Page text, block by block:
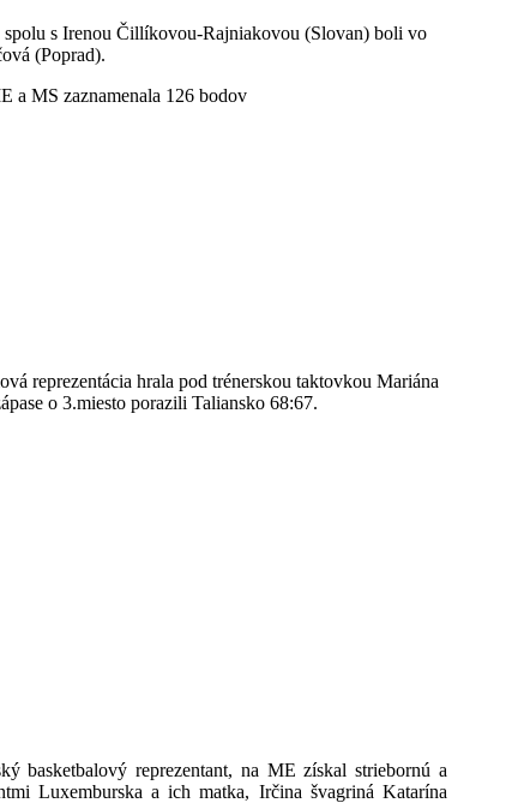
s Irenou Čillíkovou-Rajniakovou (Slovan) boli vo
(Poprad).
a MS zaznamenala 126 bodov
reprezentácia hrala pod trénerskou taktovkou Mariána
o 3.miesto porazili Taliansko 68:67.
basketbalový reprezentant, na ME získal striebornú a
Luxemburska a ich matka, Irčina švagriná Katarína